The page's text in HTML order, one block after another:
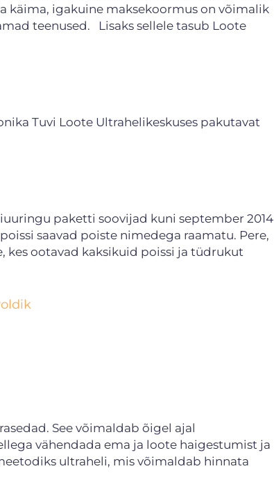
käima, igakuine maksekoormus on võimalik
teenused. Lisaks sellele tasub Loote
Tuvi Loote Ultrahelikeskuses pakutavat
paketti soovijad kuni september 2014
saavad poiste nimedega raamatu. Pere,
kes ootavad kaksikuid poissi ja tüdrukut
See võimaldab õigel ajal
vähendada ema ja loote haigestumist ja
ultraheli, mis võimaldab hinnata